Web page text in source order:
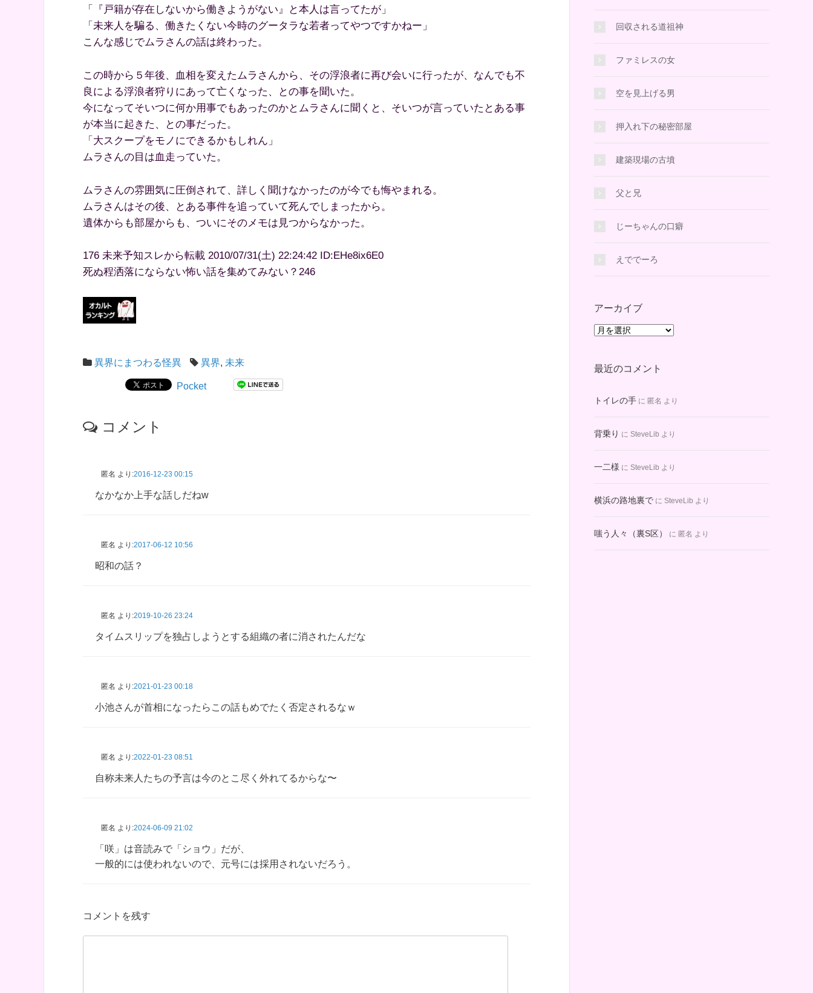
「『戸籍が存在しないから働きようがない』と本人は言ってたが」
「未来人を騙る、働きたくない今時のグータラな若者ってやつですかねー」
こんな感じでムラさんの話は終わった。
この時から５年後、血相を変えたムラさんから、その浮浪者に再び会いに行ったが、なんでも不
良による浮浪者狩りにあって亡くなった、との事を聞いた。
今になってそいつに何か用事でもあったのかとムラさんに聞くと、そいつが言っていたとある事
が本当に起きた、との事だった。
「大スクープをモノにできるかもしれん」
ムラさんの目は血走っていた。
ムラさんの雰囲気に圧倒されて、詳しく聞けなかったのが今でも悔やまれる。
ムラさんはその後、とある事件を追っていて死んでしまったから。
遺体からも部屋からも、ついにそのメモは見つからなかった。
176 未来予知スレから転載 2010/07/31(土) 22:24:42 ID:EHe8ix6E0
死ぬ程洒落にならない怖い話を集めてみない？246
異界にまつわる怪異 異界, 未来
Pocket
コメント
匿名 より:2016-12-23 00:15
なかなか上手な話しだねw
匿名 より:2017-06-12 10:56
昭和の話？
匿名 より:2019-10-26 23:24
タイムスリップを独占しようとする組織の者に消されたんだな
匿名 より:2021-01-23 00:18
小池さんが首相になったらこの話もめでたく否定されるなｗ
匿名 より:2022-01-23 08:51
自称未来人たちの予言は今のとこ尽く外れてるからな〜
匿名 より:2024-06-09 21:02
「咲」は音読みで「ショウ」だが、
一般的には使われないので、元号には採用されないだろう。
コメントを残す
回収される道祖神
ファミレスの女
空を見上げる男
押入れ下の秘密部屋
建築現場の古墳
父と兄
じーちゃんの口癖
えででーろ
アーカイブ
ア
イ
最近のコメント
トイレの手 に 匿名 より
背乗り に SteveLib より
一二様 に SteveLib より
横浜の路地裏で に SteveLib より
嗤う人々（裏S区） に 匿名 より